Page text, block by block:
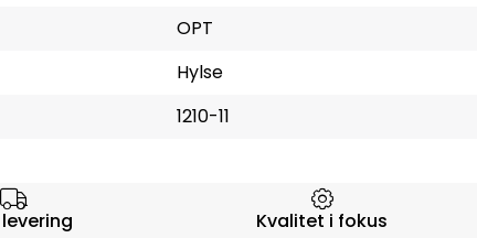
OPT
Hylse
1210-11
Kvalitet i fokus